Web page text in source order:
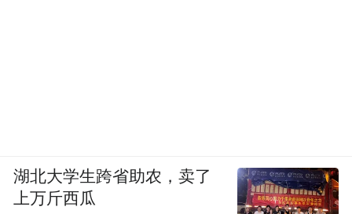
湖北大学生跨省助农，卖了
上万斤西瓜